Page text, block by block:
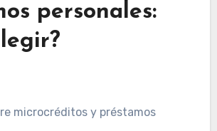
personales: